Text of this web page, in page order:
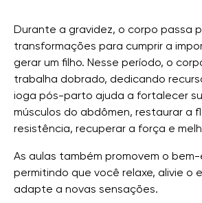
Durante a gravidez, o corpo passa
transformações para cumprir a
gerar um filho. Nesse período, o
trabalha dobrado, dedicando
ioga pós-parto ajuda a fortalecer
músculos do abdômen, restaurar a
resistência, recuperar a força e
As aulas também promovem o
permitindo que você relaxe, alivie o
adapte a novas sensações.